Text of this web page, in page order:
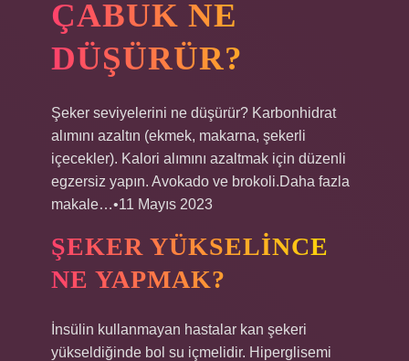
ÇABUK NE
DÜŞÜRÜR?
Şeker seviyelerini ne düşürür? Karbonhidrat
alımını azaltın (ekmek, makarna, şekerli
içecekler). Kalori alımını azaltmak için düzenli
egzersiz yapın. Avokado ve brokoli.Daha fazla
makale…•11 Mayıs 2023
ŞEKER YÜKSELINCE
NE YAPMAK?
İnsülin kullanmayan hastalar kan şekeri
yükseldiğinde bol su içmelidir. Hiperglisemi